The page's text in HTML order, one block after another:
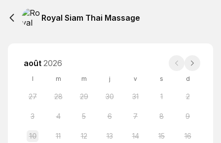
Royal Siam Thai Massage
août 2026
l m m j v s d
27 28 29 30 31 1 2
3 4 5 6 7 8 9
10 11 12 13 14 15 16